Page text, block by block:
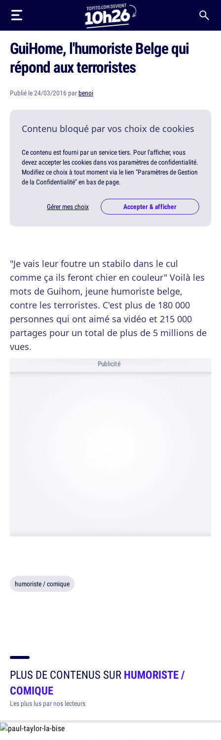
GuiHome, l'humoriste Belge qui
répond aux terroristes
Publié le 24/03/2016 parbenoi
Contenu bloqué par vos choix de cookies
Ce contenu est fourni par un service tiers. Pour l'afficher, vous
devez accepter les cookies dans vos paramètres de confidentialité.
Modifiez ce choix à tout moment via le lien "Paramètres de Gestion
de la Confidentialité" en bas de page.
Gérer mes choix Accepter & afficher
"Je vais leur foutre un stabilo dans le cul
comme ça ils feront chier en couleur" Voilà les
mots de Guihom, jeune humoriste belge,
contre les terroristes. C'est plus de 180 000
personnes qui ont aimé sa vidéo et 215 000
partages pour un total de plus de 5 millions de
vues.
Publicité
humoriste / comique
PLUS DE CONTENUS SURHUMORISTE /
COMIQUE
Les plus lus par nos lecteurs